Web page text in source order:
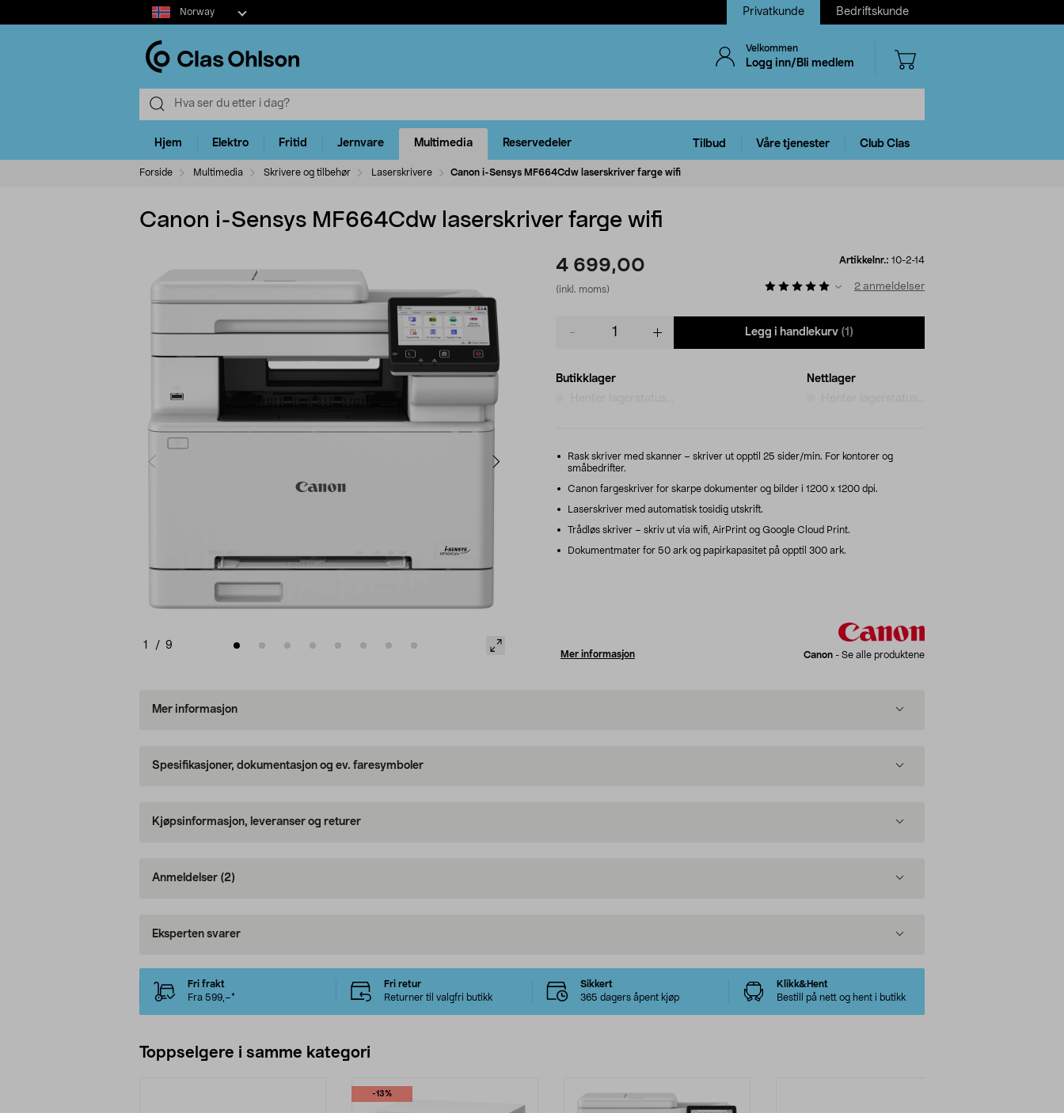
Select
market
Norway Privatkunde Bedriftskunde
Velkommen
Logg inn/Bli medlem
Hjem Elektro Fritid Jernvare Multimedia Reservedeler Tilbud Våre tjenester Club Clas
Forside Multimedia Skrivere og tilbehør Laserskrivere Canon i-Sensys MF664Cdw laserskriver farge wifi
Canon i-Sensys MF664Cdw laserskriver farge wifi
1 / 9
4 699,00
(inkl. moms)
Artikkelnr.: 10-2-14
2 anmeldelser
Legg i handlekurv (1)
Butikklager
Nettlager
Rask skriver med skanner – skriver ut opptil 25 sider/min. For kontorer og
småbedrifter.
Canon fargeskriver for skarpe dokumenter og bilder i 1200 x 1200 dpi.
Laserskriver med automatisk tosidig utskrift.
Trådløs skriver – skriv ut via wifi, AirPrint og Google Cloud Print.
Dokumentmater for 50 ark og papirkapasitet på opptil 300 ark.
Mer informasjon Canon - Se alle produktene
Mer informasjon
Spesifikasjoner, dokumentasjon og ev. faresymboler
Kjøpsinformasjon, leveranser og returer
Anmeldelser (2)
Eksperten svarer
Fri frakt
Fra 599,–*
Fri retur
Returner til valgfri butikk
Sikkert
365 dagers åpent kjøp
Klikk&Hent
Bestill på nett og hent i butikk
Toppselgere i samme kategori
-13%